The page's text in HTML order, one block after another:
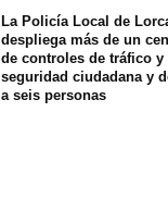
La Policía Local de
despliega más de un
de controles de tráfico y
seguridad ciudadana y
a seis personas